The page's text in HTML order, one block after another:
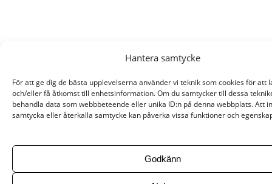
Hantera samtycke
För att ge dig de bästa upplevelserna använder vi teknik som cookies för att
och/eller få åtkomst till enhetsinformation. Om du samtycker till dessa
behandla data som webbbeteende eller unika ID:n på denna webbplats. Att
samtycka eller återkalla samtycke kan påverka vissa funktioner och
Godkänn